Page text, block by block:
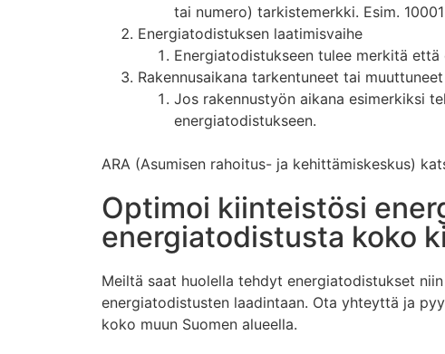
tai numero) tarkistemerkki. Esim.
Energiatodistuksen laatimisvaihe
Energiatodistukseen tulee merkitä
Rakennusaikana tarkentuneet tai
Jos rakennustyön aikana esimerkiksi
energiatodistukseen.
ARA (Asumisen rahoitus- ja kehittämiskeskus)
Optimoi kiinteistösi
energiatodistusta koko
Meiltä saat huolella tehdyt energiatodistukset
energiatodistusten laadintaan. Ota yhteyttä ja
koko muun Suomen alueella.